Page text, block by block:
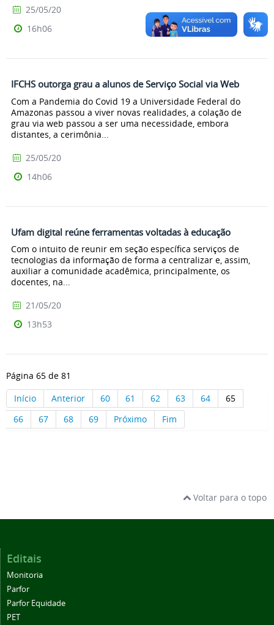
25/05/20
16h06
IFCHS outorga grau a alunos de Serviço Social via Web
Com a Pandemia do Covid 19 a Universidade Federal do
Amazonas passou a viver novas realidades, a colação de
grau via web passou a ser uma necessidade, embora
distantes, a cerimônia...
25/05/20
14h06
Ufam digital reúne ferramentas voltadas à educação
Com o intuito de reunir em seção específica serviços de
tecnologias da informação de forma a centralizar e, assim,
auxiliar a comunidade acadêmica, principalmente, os
docentes, na...
21/05/20
13h53
Página 65 de 81
Início
Anterior 60 61 62 63 64
65
66
67 68 69 Próximo Fim
Voltar para o topo
Editais
Monitoria
Parfor
Parfor Equidade
PET